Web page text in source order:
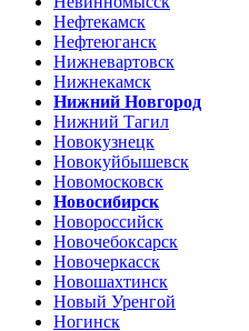
Нефтекамск
Нефтеюганск
Нижневартовск
Нижнекамск
Нижний Новгород
Нижний Тагил
Новокузнецк
Новокуйбышевск
Новомосковск
Новосибирск
Новороссийск
Новочебоксарск
Новочеркасск
Новошахтинск
Новый Уренгой
Ногинск